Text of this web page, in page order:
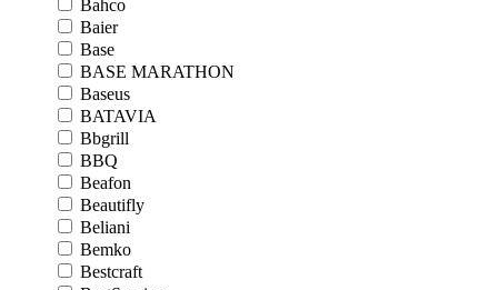
Bahco
Baier
Base
BASE MARATHON
Baseus
BATAVIA
Bbgrill
BBQ
Beafon
Beautifly
Beliani
Bemko
Bestcraft